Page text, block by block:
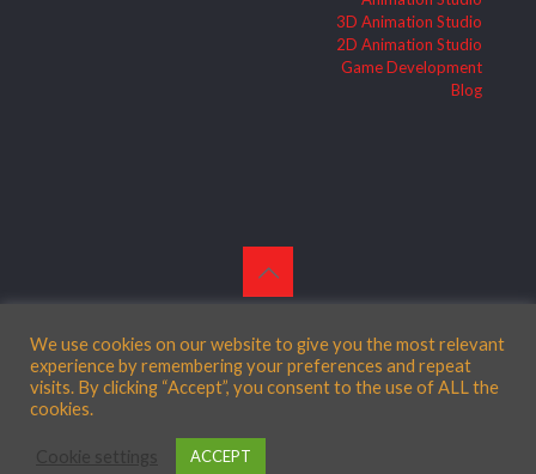
3D Animation Studio
2D Animation Studio
Game Development
Blog
Powered byWordPress
We use cookies on our website to give you the most relevant
experience by remembering your preferences and repeat
visits. By clicking “Accept”, you consent to the use of ALL the
cookies.
ACCEPT
English(Inglés